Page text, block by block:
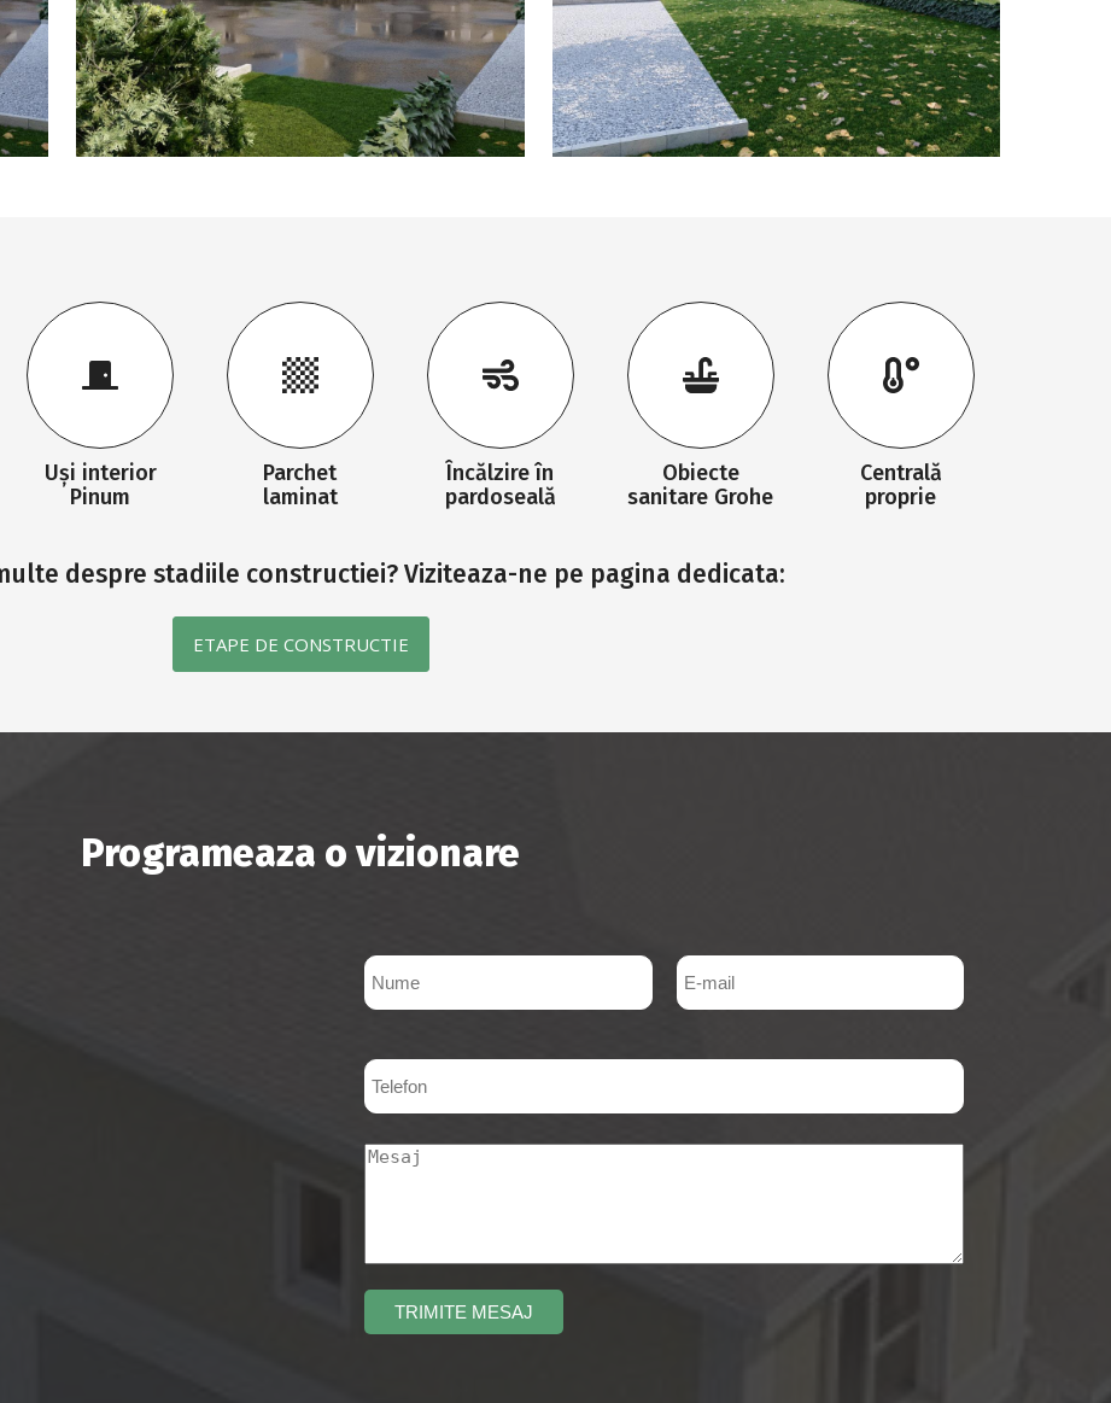
Uși interior
Pinum
Parchet
laminat
Încălzire în
pardoseală
Obiecte
sanitare Grohe
Centrală
proprie
despre stadiile constructiei? Viziteaza-ne pe pagina dedicata:
ETAPE DE CONSTRUCTIE
Programeaza o vizionare